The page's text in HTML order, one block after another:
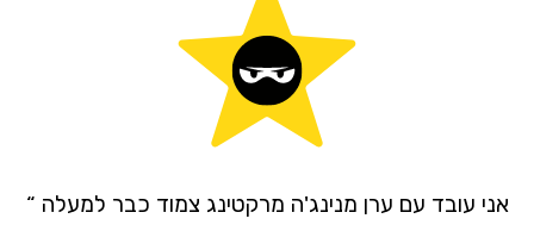
“ אני עובד עם ערן מנינג'ה מרקטינג צמוד כבר למעלה